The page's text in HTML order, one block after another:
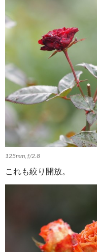
125mm, f/2.8
これも絞り開放。